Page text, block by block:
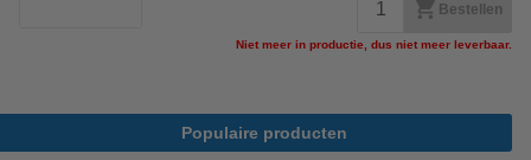
Bestellen
Niet meer in productie, dus niet meer leverbaar.
Populaire producten